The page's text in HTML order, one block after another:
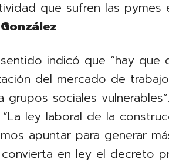
que sufren las pymes
González.
indicó que “hay que
del mercado de
grupos sociales
“La ley laboral de la
apuntar para generar
en ley el decreto